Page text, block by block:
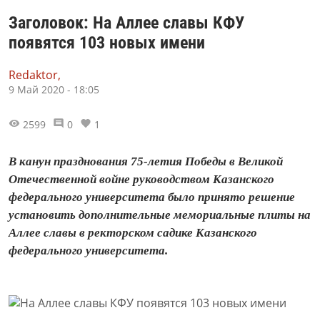
Заголовок: На Аллее славы КФУ
появятся 103 новых имени
Redaktor,
9 Май 2020 - 18:05
2599 0 1
В канун празднования 75-летия Победы в Великой
Отечественной войне руководством Казанского
федерального университета было принято решение
установить дополнительные мемориальные плиты на
Аллее славы в ректорском садике Казанского
федерального университета.